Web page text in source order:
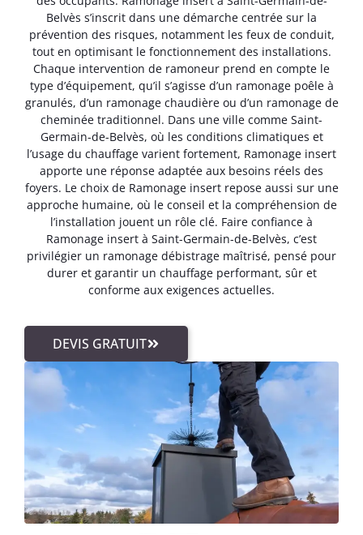
Belvès s’inscrit dans une démarche centrée sur la
prévention des risques, notamment les feux de conduit,
tout en optimisant le fonctionnement des installations.
Chaque intervention de ramoneur prend en compte le
type d’équipement, qu’il s’agisse d’un ramonage poêle à
granulés, d’un ramonage chaudière ou d’un ramonage de
cheminée traditionnel. Dans une ville comme Saint-
Germain-de-Belvès, où les conditions climatiques et
l’usage du chauffage varient fortement, Ramonage insert
apporte une réponse adaptée aux besoins réels des
foyers. Le choix de Ramonage insert repose aussi sur une
approche humaine, où le conseil et la compréhension de
l’installation jouent un rôle clé. Faire confiance à
Ramonage insert à Saint-Germain-de-Belvès, c’est
privilégier un ramonage débistrage maîtrisé, pensé pour
durer et garantir un chauffage performant, sûr et
conforme aux exigences actuelles.
DEVIS GRATUIT